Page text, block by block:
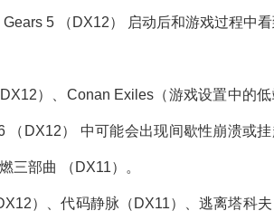
5 （DX12） 启动后和游戏过程中看
）、Conan Exiles（游戏设置中的低
DX12） 中可能会出现间歇性崩溃或挂
三部曲 （DX11）。
）、代码静脉（DX11）、逃离塔科夫